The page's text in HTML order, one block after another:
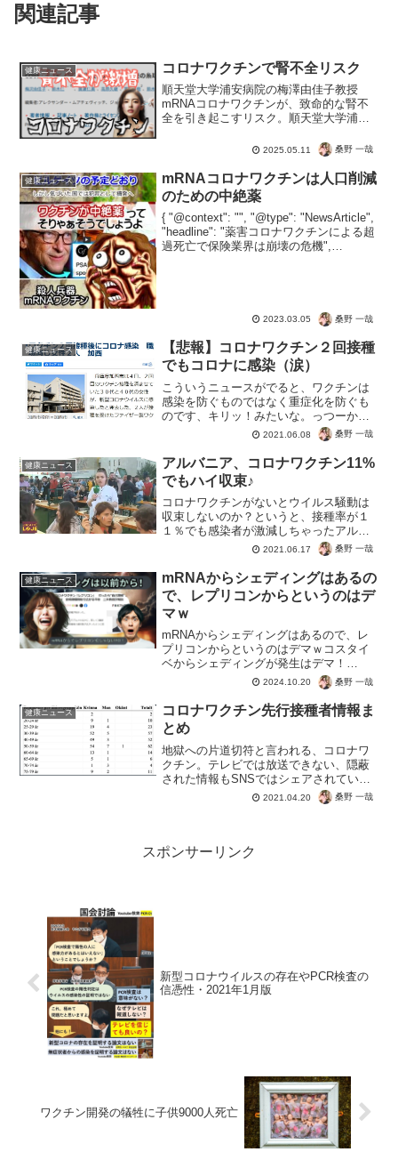
関連記事
健康ニュース コロナワクチンで腎不全リスク
順天堂大学浦安病院の梅澤由佳子教授
mRNAコロナワクチンが、致命的な腎不
全を引き起こすリスク。順天堂大学浦安
人工透析大国なだけに、医療としては利
益になり歓迎でしょう。しかし作られた
病気の被害者にとっては生...
2025.05.11 桑野 一哉
健康ニュース
mRNAコロナワクチンは人口削減
のための中絶薬
{ "@context": "", "@type": "NewsArticle",
"headline": "薬害コロナワクチンによる超
過死亡で保険業界は崩壊の危機",
2023.03.05 桑野 一哉
健康ニュース
【悲報】コロナワクチン２回接種
でもコロナに感染（涙）
こういうニュースがでると、ワクチンは
感染を防ぐものではなく重症化を防ぐも
のです、キリッ！みたいな。っつーか、
発症なのかそもそも予防するのか設定を
統一してくれ！“２回目のワクチン接種を
済ませていた３０代と４０代の女性が、
新型コロナウイルスに感...
2021.06.08 桑野 一哉
健康ニュース
アルバニア、コロナワクチン11%
でもハイ収束♪
コロナワクチンがないとウイルス騒動は
収束しないのか？というと、接種率が１
１％でも感染者が激減しちゃったアルバ
ニア。さざ波の日本もとっくに集団免疫
で終わってそう。ワクチン接種をしない
とダメ！とテレビやマスコミは脅すでし
ょうが、放置しておけば勝...
2021.06.17 桑野 一哉
健康ニュース
mRNAからシェディングはあるの
で、レプリコンからというのはデ
マｗ
mRNAからシェディングはあるので、レ
プリコンからというのはデマｗコスタイ
ベからシェディングが発生はデマ！
mRNAワクチンは従来から伝播してるの
で、レプリコンからではないと。コロナ
茶番の時には、フジテレビのバイキング
などで誤情報を発信してい...
2024.10.20 桑野 一哉
健康ニュース
コロナワクチン先行接種者情報ま
とめ
地獄への片道切符と言われる、コロナワ
クチン。テレビでは放送できない、隠蔽
された情報もSNSではシェアされていま
す。ぜひスレ自体を見て、情報弱者では
ないあなたは命を守りましょう。できれ
2021.04.20 桑野 一哉
スポンサーリンク
新型コロナウイルスの存在やPCR検査の
信憑性・2021年1月版
ワクチン開発の犠牲に子供9000人死亡